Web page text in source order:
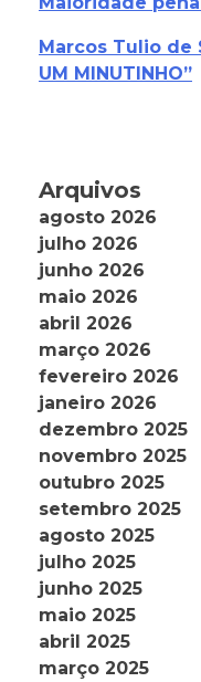
Marcos Tulio de
UM MINUTINHO”
Arquivos
agosto 2026
julho 2026
junho 2026
maio 2026
abril 2026
março 2026
fevereiro 2026
janeiro 2026
dezembro 2025
novembro 2025
outubro 2025
setembro 2025
agosto 2025
julho 2025
junho 2025
maio 2025
abril 2025
março 2025